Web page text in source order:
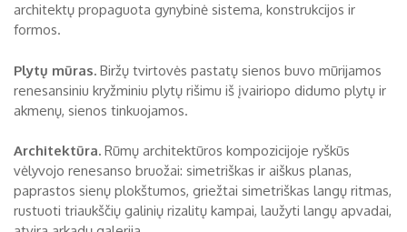
architektų propaguota gynybinė sistema, konstrukcijos ir
formos.
Plytų mūras. Biržų tvirtovės pastatų sienos buvo mūrijamos
renesansiniu kryžminiu plytų rišimu iš įvairiopo didumo plytų ir
akmenų, sienos tinkuojamos.
Architektūra. Rūmų architektūros kompozicijoje ryškūs
vėlyvojo renesanso bruožai: simetriškas ir aiškus planas,
paprastos sienų plokštumos, griežtai simetriškas langų ritmas,
rustuoti triaukščių galinių rizalitų kampai, laužyti langų apvadai,